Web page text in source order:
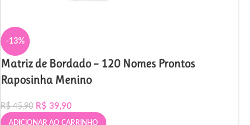
-13%
Matriz de Bordado – 120 Nomes Prontos
Raposinha Menino
R$45,90 R$ 39,90
ADICIONAR AO CARRINHO